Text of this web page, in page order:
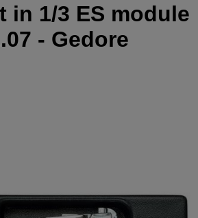
in 1/3 ES module
- Gedore